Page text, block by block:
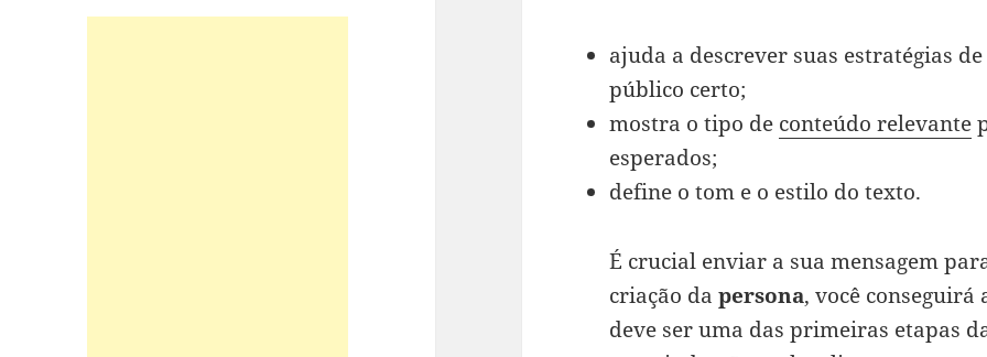
ajuda a descrever suas estratégias
público certo;
mostra o tipo de conteúdo relevante
esperados;
define o tom e o estilo do texto.
É crucial enviar a sua mensagem
criação dapersona, você
deve ser uma das primeiras etapas